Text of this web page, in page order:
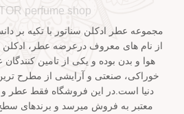
perfume shop
مجموعه عطر ادکلن سناتور با تکیه بر
از نام های معروف درعرضه عطر، ادکلن
هوا و بدن بوده و یکی از تامین
خوراکی، صنعتی و آرایشی از مطرح
دنیا است.در این فروشگاه فقط عطر و
معتبر به فروش میرسد و برندهای